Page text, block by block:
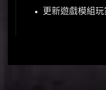
更新遊戲模組玩